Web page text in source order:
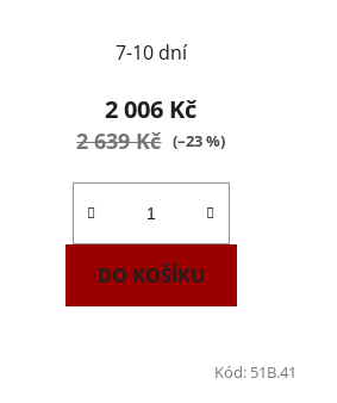
7-10 dní
2 006 Kč
2 639 Kč (–23 %)
DO KOŠÍKU
Kód: 51B.41